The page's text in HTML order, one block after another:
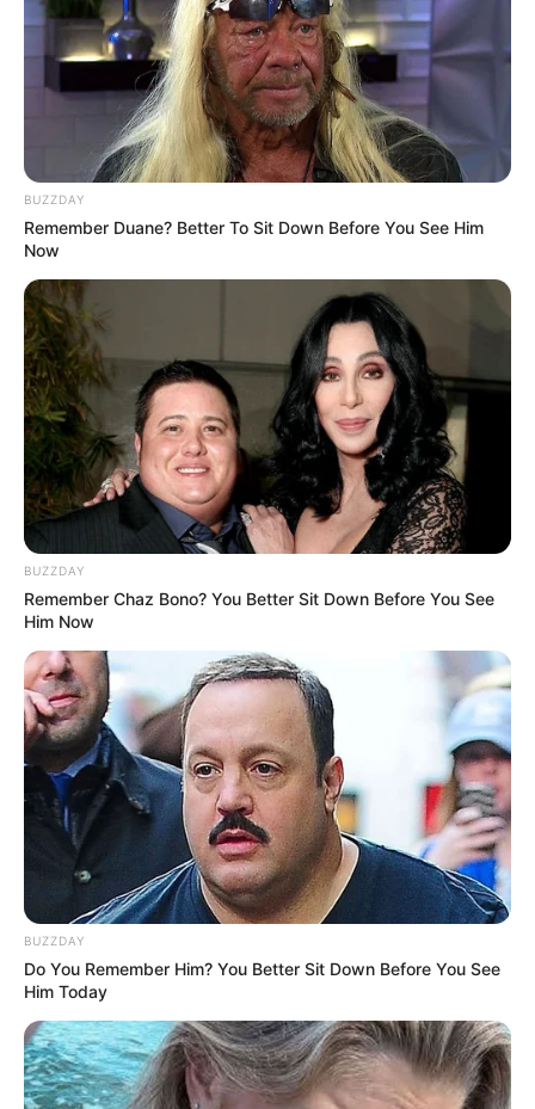
BUZZDAY
Remember Duane? Better To Sit Down Before You See Him
Now
BUZZDAY
Remember Chaz Bono? You Better Sit Down Before You See
Him Now
BUZZDAY
Do You Remember Him? You Better Sit Down Before You See
Him Today